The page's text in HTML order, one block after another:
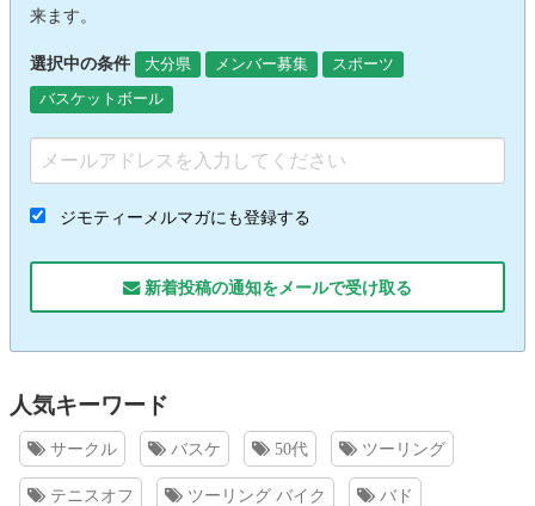
来ます。
選択中の条件 大分県 メンバー募集
スポーツ
バスケットボール
ジモティーメルマガにも登録する
新着投稿の通知をメールで受け取る
人気キーワード
サークル バスケ 50代 ツーリング
テニスオフ ツーリング バイク バド